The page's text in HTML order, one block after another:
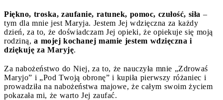
Piękno, troska, zaufanie, ratunek, pomoc, czułość, siła –
tym dla mnie jest Maryja. Jestem Jej wdzięczna za każdy
dzień, za to, że doświadczam Jej opieki, że opiekuje się moją
rodziną, a mojej kochanej mamie jestem wdzięczna i
dziękuję za Maryję.
Za nabożeństwo do Niej, za to, że nauczyła mnie „Zdrowaś
Maryjo” i „Pod Twoją obronę” i kupiła pierwszy różaniec i
prowadziła na nabożeństwa majowe, że całym swoim życiem
pokazała mi, że warto Jej zaufać.